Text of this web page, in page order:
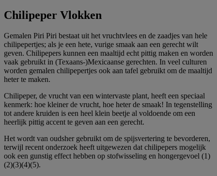
Chilipeper Vlokken
Gemalen Piri Piri bestaat uit het vruchtvlees en de zaadjes van hele
chilipepertjes; als je een hete, vurige smaak aan een gerecht wilt
geven. Chilipepers kunnen een maaltijd echt pittig maken en worden
vaak gebruikt in (Texaans-)Mexicaanse gerechten. In veel culturen
worden gemalen chilipepertjes ook aan tafel gebruikt om de maaltijd
heter te maken.
Chilipeper, de vrucht van een wintervaste plant, heeft een speciaal
kenmerk: hoe kleiner de vrucht, hoe heter de smaak! In tegenstelling
tot andere kruiden is een heel klein beetje al voldoende om een
heerlijk pittig accent te geven aan een gerecht.
Het wordt van oudsher gebruikt om de spijsvertering te bevorderen,
terwijl recent onderzoek heeft uitgewezen dat chilipepers mogelijk
ook een gunstig effect hebben op stofwisseling en hongergevoel (1)
(2)(3)(4)(5).